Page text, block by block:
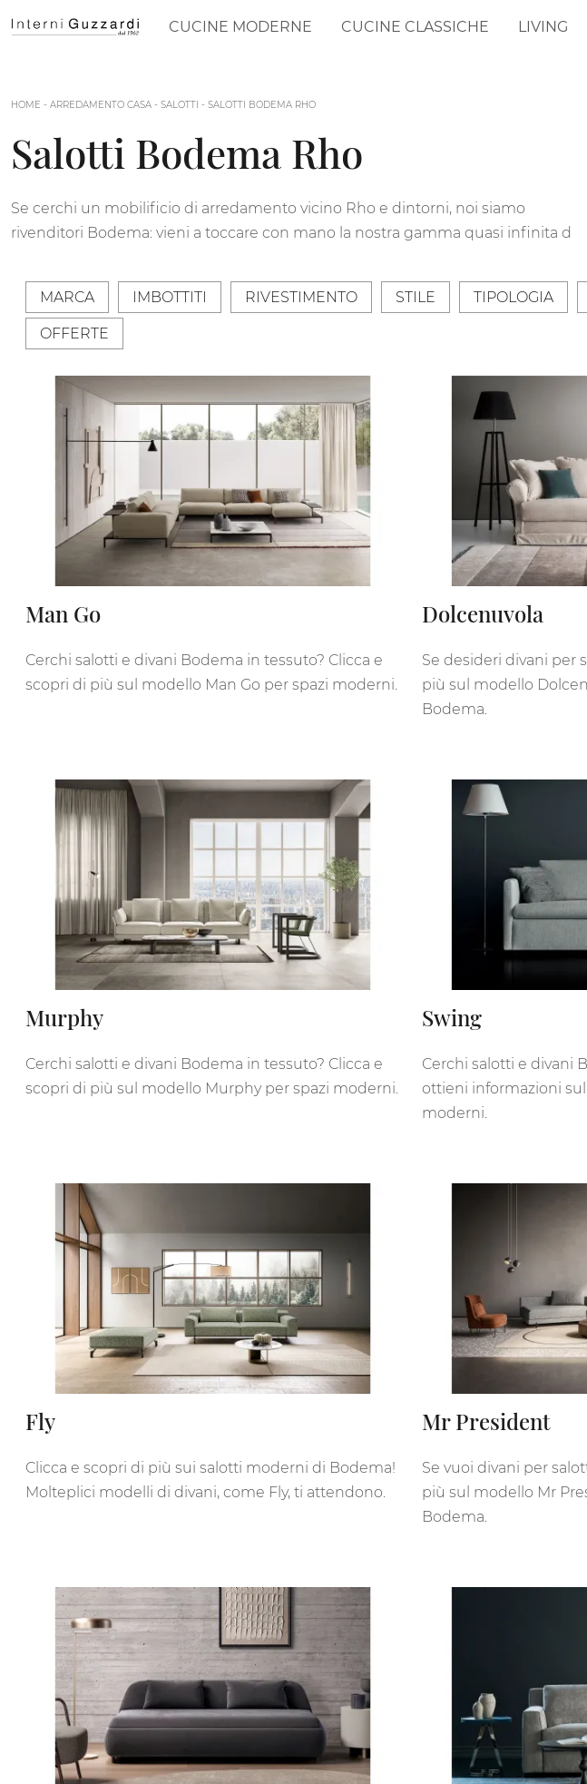
CUCINE MODERNE CUCINE CLASSICHE LIVING
HOME - ARREDAMENTO CASA - SALOTTI - SALOTTI BODEMA RHO
Salotti Bodema Rho
Se cerchi un mobilificio di arredamento vicino Rho e dintorni, noi siamo
rivenditori Bodema: vieni a toccare con mano la nostra gamma quasi infinita d
MARCA IMBOTTITI RIVESTIMENTO STILE TIPOLOGIA
OFFERTE
Man Go
Cerchi salotti e divani Bodema in tessuto? Clicca e
scopri di più sul modello Man Go per spazi moderni.
Dolcenuvola
Se desideri divani per
più sul modello
Bodema.
Murphy
Cerchi salotti e divani Bodema in tessuto? Clicca e
scopri di più sul modello Murphy per spazi moderni.
Swing
Cerchi salotti e divani
ottieni informazioni
moderni.
Fly
Clicca e scopri di più sui salotti moderni di Bodema!
Molteplici modelli di divani, come Fly, ti attendono.
Mr President
Se vuoi divani per
più sul modello Mr
Bodema.